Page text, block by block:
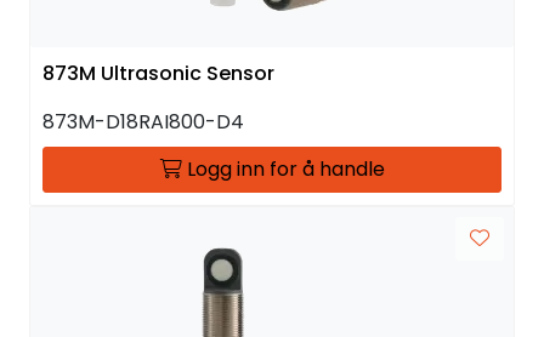
873M Ultrasonic Sensor
873M-D18RAI800-D4
Logg inn for å handle